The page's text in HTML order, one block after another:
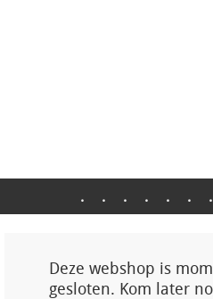
. . . . . . .
Deze webshop is
gesloten. Kom later